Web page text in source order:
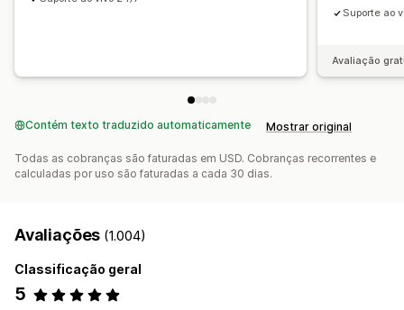
Preços personalizados
RelatóriosSuporte ao
Avaliação
Contém texto traduzido automaticamente Mostrar original
Todas as cobranças são faturadas em USD. Cobranças recorrentes e
calculadas por uso são faturadas a cada 30 dias.
Avaliações (1.004)
Classificação geral
5